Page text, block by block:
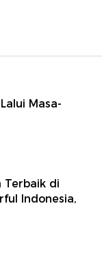
Masa-
Terbaik di
Indonesia,